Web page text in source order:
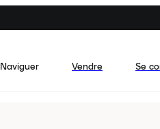
Naviguer Vendre Se